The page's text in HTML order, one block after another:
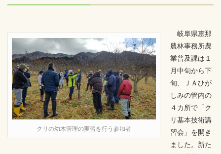
クリの幼木管理の実習を行う参加者
岐阜県恵那
農林事務所農
業普及課は１
月中旬から下
旬、ＪＡひが
しみの管内の
４カ所で「ク
リ基本技術講
習会」を開き
ました。新た